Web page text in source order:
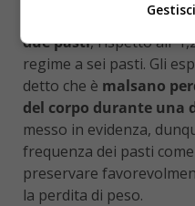
diminuita di oltre il tre
due pasti, rispetto all’
regime a sei pasti. Gli
detto che è malsano
del corpo durante una
messo in evidenza,
frequenza dei pasti
preservare
la perdita di peso.